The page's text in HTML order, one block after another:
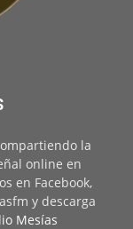
la
online en
en Facebook,
y descarga
Mesías